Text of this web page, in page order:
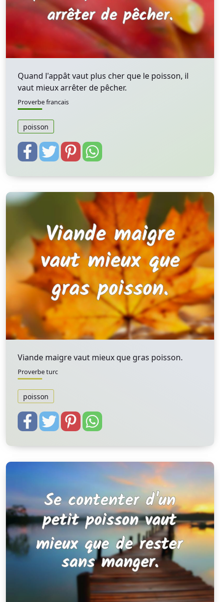
Quand l'appât vaut plus cher que le poisson, il
vaut mieux arrêter de pêcher.
Proverbe francais
poisson
Viande maigre vaut mieux que gras poisson.
Proverbe turc
poisson